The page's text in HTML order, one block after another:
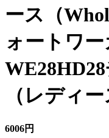
ース（
ォートワ
（レディー
6006円